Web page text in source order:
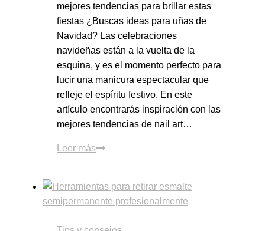
mejores tendencias para brillar estas
fiestas ¿Buscas ideas para uñas de
Navidad? Las celebraciones
navideñas están a la vuelta de la
esquina, y es el momento perfecto para
lucir una manicura espectacular que
refleje el espíritu festivo. En este
artículo encontrarás inspiración con las
mejores tendencias de nail art…
Leer más